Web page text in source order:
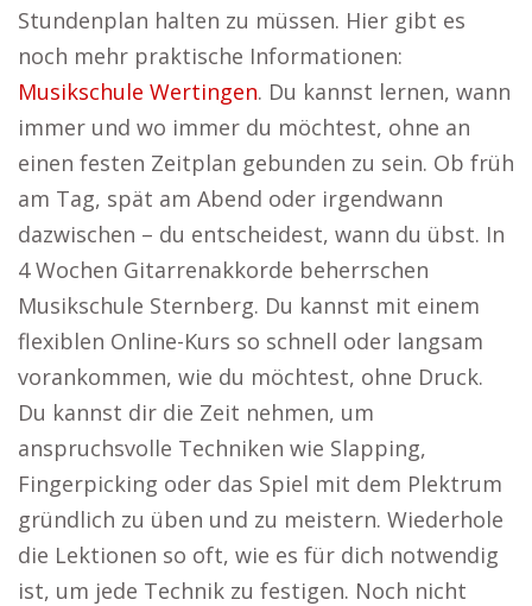
Stundenplan halten zu müssen. Hier gibt es
noch mehr praktische Informationen:
Musikschule Wertingen. Du kannst lernen, wann
immer und wo immer du möchtest, ohne an
einen festen Zeitplan gebunden zu sein. Ob früh
am Tag, spät am Abend oder irgendwann
dazwischen – du entscheidest, wann du übst. In
4 Wochen Gitarrenakkorde beherrschen
Musikschule Sternberg. Du kannst mit einem
flexiblen Online-Kurs so schnell oder langsam
vorankommen, wie du möchtest, ohne Druck.
Du kannst dir die Zeit nehmen, um
anspruchsvolle Techniken wie Slapping,
Fingerpicking oder das Spiel mit dem Plektrum
gründlich zu üben und zu meistern. Wiederhole
die Lektionen so oft, wie es für dich notwendig
ist, um jede Technik zu festigen. Noch nicht